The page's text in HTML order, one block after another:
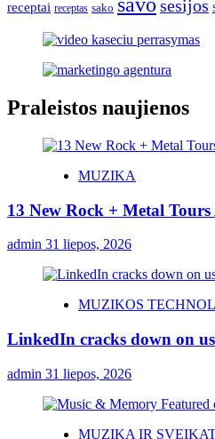
receptai receptas sako sesijos
Praleistos naujienos
MUZIKA
13 New Rock + Metal
admin 31 liepos, 2026
MUZIKOS
LinkedIn cracks down on
admin 31 liepos, 2026
MUZIKA IR